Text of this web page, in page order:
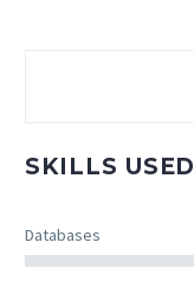
SKILLS USED
Databases